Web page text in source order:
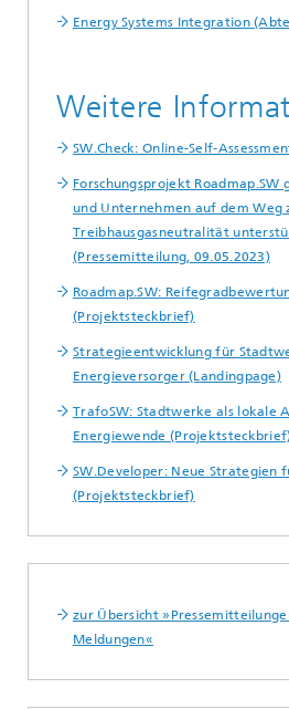
Energy Systems Integration
Weitere
SW.Check: Online-Self-
Forschungsprojekt
und Unternehmen auf dem Weg
Treibhausgasneutralität
(Pressemitteilung, 09.05.2023)
Roadmap.SW:
(Projektsteckbrief)
Strategieentwicklung für
Energieversorger (Landingpage)
TrafoSW: Stadtwerke als lokale
Energiewende
SW.Developer: Neue Strategien
(Projektsteckbrief)
zur Übersicht
Meldungen«